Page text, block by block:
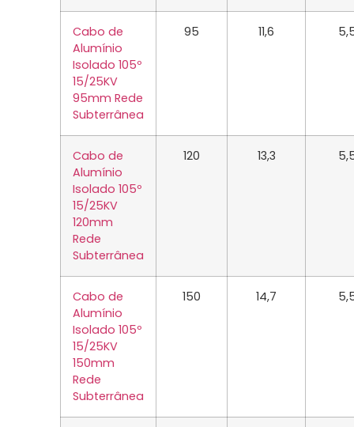
Cabo de
Alumínio
Isolado 105º
15/25KV
95mm Rede
Subterrânea
95 11,6
Cabo de
Alumínio
Isolado 105º
15/25KV
120mm
Rede
Subterrânea
120 13,3
Cabo de
Alumínio
Isolado 105º
15/25KV
150mm
Rede
Subterrânea
150 14,7